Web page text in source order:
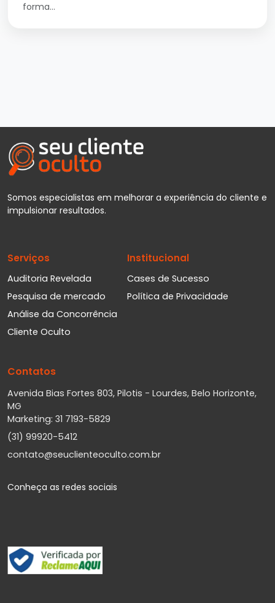
forma…
Somos especialistas em melhorar a experiência do cliente e
impulsionar resultados.
Serviços
Auditoria Revelada
Pesquisa de mercado
Análise da Concorrência
Cliente Oculto
Institucional
Cases de Sucesso
Política de Privacidade
Contatos
Avenida Bias Fortes 803, Pilotis - Lourdes, Belo Horizonte,
MG
Marketing: 31 7193-5829
(31) 99920-5412
contato@seuclienteoculto.com.br
Conheça as redes sociais